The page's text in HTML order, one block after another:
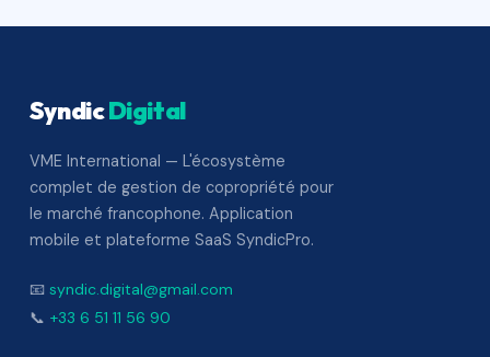
SyndicDigital
VME International — L'écosystème
complet de gestion de copropriété pour
le marché francophone. Application
mobile et plateforme SaaS SyndicPro.
📧 syndic.digital@gmail.com
📞 +33 6 51 11 56 90